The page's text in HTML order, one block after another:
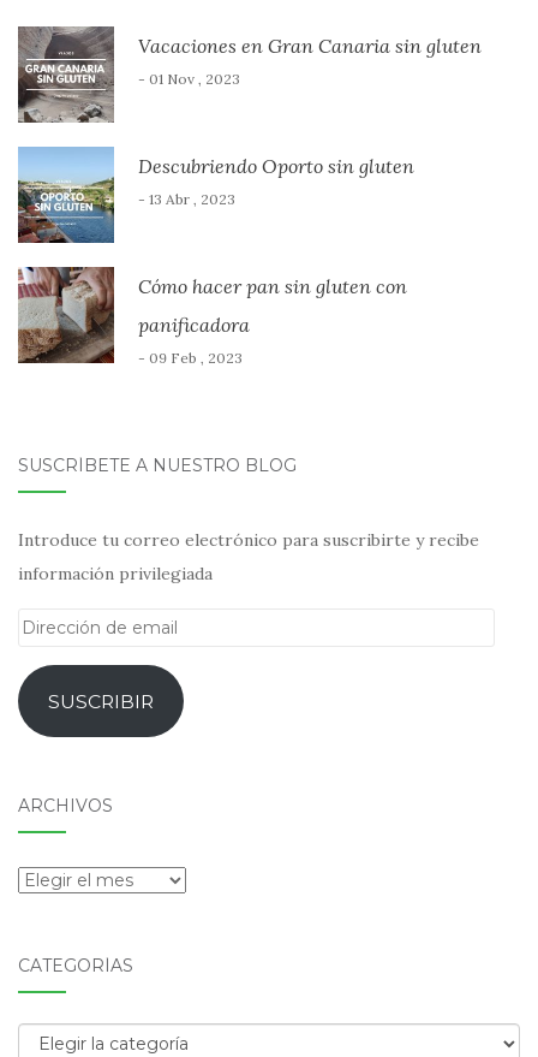
Vacaciones en Gran Canaria sin gluten
- 01 Nov , 2023
Descubriendo Oporto sin gluten
- 13 Abr , 2023
Cómo hacer pan sin gluten con
panificadora
- 09 Feb , 2023
SUSCRÍBETE A NUESTRO BLOG
Introduce tu correo electrónico para suscribirte y recibe
información privilegiada
Dirección
emailSUSCRIBIR
ARCHIVOS
Archivos
CATEGORÍAS
Categorías